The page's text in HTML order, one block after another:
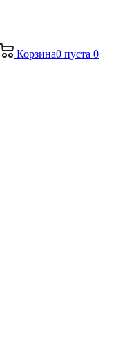
Корзина0 пуста 0